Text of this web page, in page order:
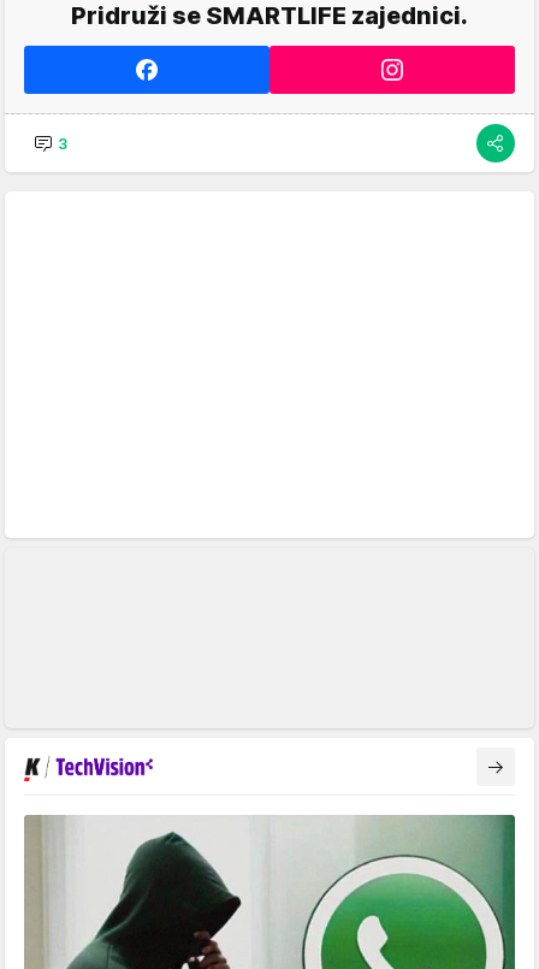
Pridruži se SMARTLIFE zajednici.
3